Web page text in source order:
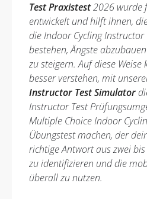
Test Praxistest2026 wurde
entwickelt und hilft ihnen,
die Indoor Cycling Instructor
bestehen, Ängste
zu steigern. Auf diese
besser verstehen, mit
Instructor Test Simulator
Instructor Test
Multiple Choice Indoor
Übungstest machen, der
richtige Antwort aus zwei
zu identifizieren und die
überall zu nutzen.